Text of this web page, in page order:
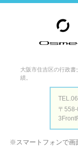
大阪市住吉区の行政
績。
〒
※スマートフォンで画